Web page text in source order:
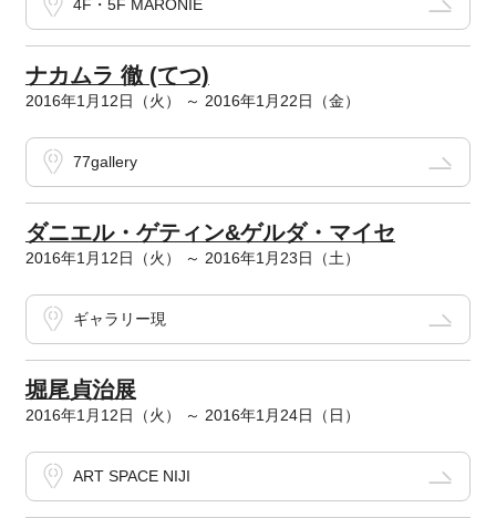
4F・5F MARONIE
ナカムラ 徹 (てつ)
2016年1月12日（火） ～ 2016年1月22日（金）
77gallery
ダニエル・ゲティン&ゲルダ・マイセ
2016年1月12日（火） ～ 2016年1月23日（土）
ギャラリー現
堀尾貞治展
2016年1月12日（火） ～ 2016年1月24日（日）
ART SPACE NIJI